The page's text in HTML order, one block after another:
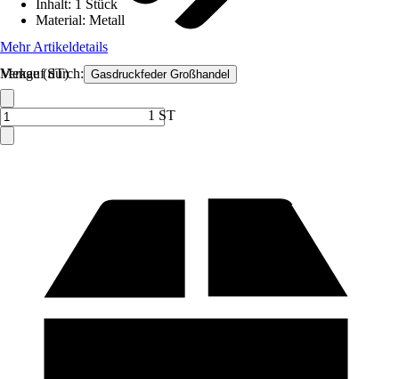
Verkauf durch: Gasdruckfeder Großhandel
Inhalt: 1 Stück
Material: Metall
Mehr Artikeldetails
Menge (ST)
1 ST